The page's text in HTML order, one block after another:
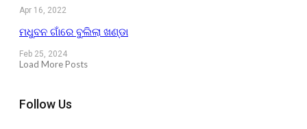
Apr 16, 2022
ମଧୁବନ ଗାଁରେ ବୁଲିଲା ଖଣ୍ଡା
Feb 25, 2024
Load More Posts
Follow Us